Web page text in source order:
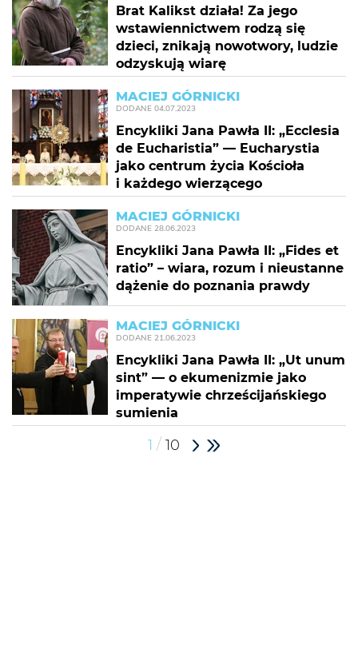
Brat Kalikst działa! Za jego
wstawiennictwem rodzą się
dzieci, znikają nowotwory, ludzie
odzyskują wiarę
MACIEJ GÓRNICKI
DODANE 04.07.2023
Encykliki Jana Pawła II: „Ecclesia
de Eucharistia” — Eucharystia
jako centrum życia Kościoła
i każdego wierzącego
MACIEJ GÓRNICKI
DODANE 28.06.2023
Encykliki Jana Pawła II: „Fides et
ratio” – wiara, rozum i nieustanne
dążenie do poznania prawdy
MACIEJ GÓRNICKI
DODANE 21.06.2023
Encykliki Jana Pawła II: „Ut unum
sint” — o ekumenizmie jako
imperatywie chrześcijańskiego
sumienia
1 / 10